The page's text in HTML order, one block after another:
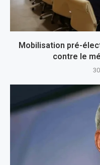
Mobilisation pré-
contre le